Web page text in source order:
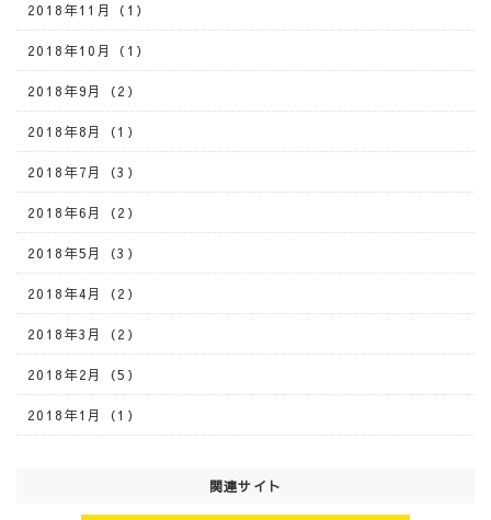
2018年11月（1）
2018年10月（1）
2018年9月（2）
2018年8月（1）
2018年7月（3）
2018年6月（2）
2018年5月（3）
2018年4月（2）
2018年3月（2）
2018年2月（5）
2018年1月（1）
関連サイト